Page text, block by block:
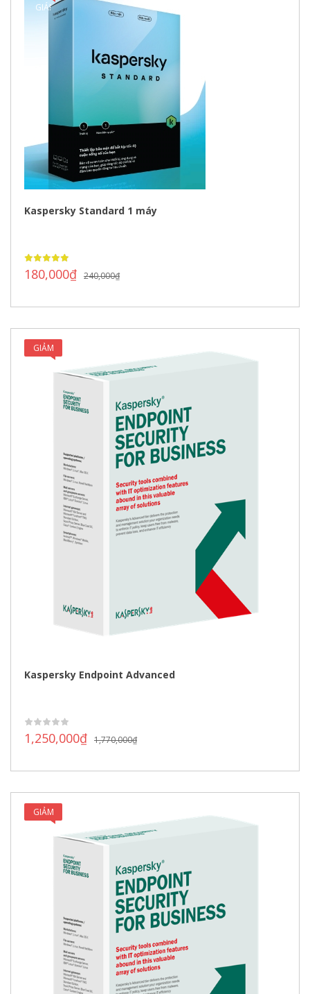
GIÁ!
Kaspersky Standard 1 máy
240,000₫
180,000₫
GIẢM
Kaspersky Endpoint Advanced
1,770,000₫
1,250,000₫
GIẢM